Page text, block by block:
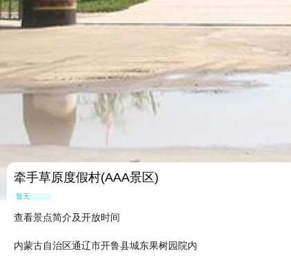
牵手草原度假村(AAA景区)
暂无点评
查看景点简介及开放时间
内蒙古自治区通辽市开鲁县城东果树园院内